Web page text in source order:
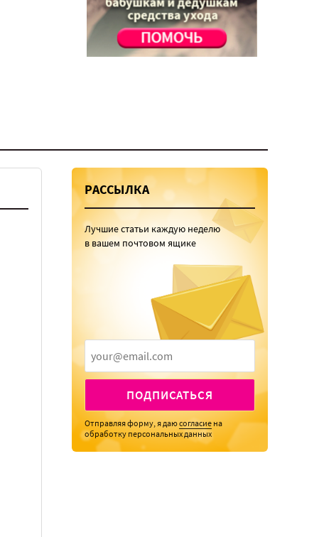
РАССЫЛКА
Лучшие статьи каждую неделю
в вашем почтовом ящике
ПОДПИСАТЬСЯ
Отправляя форму, я даюсогласие на
обработку персональных данных